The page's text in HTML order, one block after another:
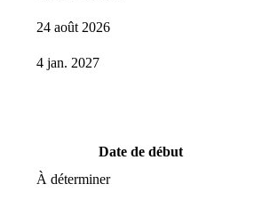
24 août 2026
4 jan. 2027
Date de début
À déterminer